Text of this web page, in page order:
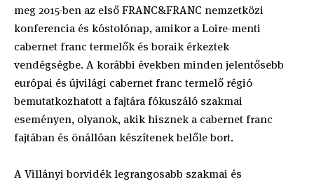
meg 2015-ben az első FRANC&FRANC nemzetközi
konferencia és kóstolónap, amikor a Loire-menti
cabernet franc termelők és boraik érkeztek
vendégségbe. A korábbi években minden jelentősebb
európai és újvilági cabernet franc termelő régió
bemutatkozhatott a fajtára fókuszáló szakmai
eseményen, olyanok, akik hisznek a cabernet franc
fajtában és önállóan készítenek belőle bort.
A Villányi borvidék legrangosabb szakmai és